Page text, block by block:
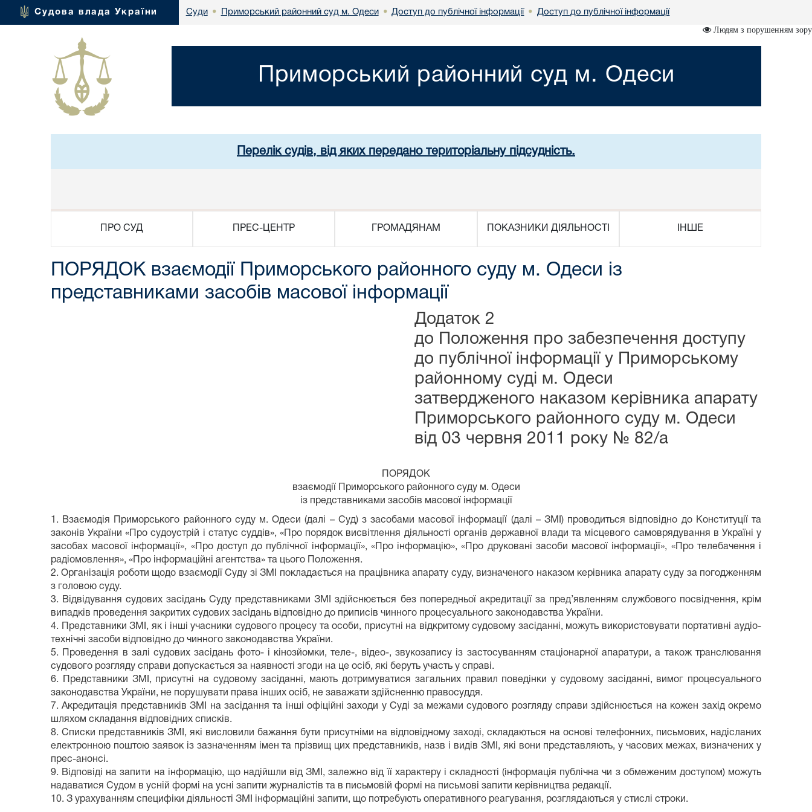
Судова влада України Суди • Приморський районний суд м. Одеси • Доступ до публічної інформації • Доступ до публічної інформації
Людям з порушенням зору
Приморський районний суд м. Одеси
Перелік судів, від яких передано територіальну підсудність.
ПРО СУД ПРЕС-ЦЕНТР ГРОМАДЯНАМ ПОКАЗНИКИ ДІЯЛЬНОСТІ ІНШЕ
ПОРЯДОК взаємодії Приморського районного суду м. Одеси із
представниками засобів масової інформації
Додаток 2
до Положення про забезпечення доступу
до публічної інформації у Приморському
районному суді м. Одеси
затвердженого наказом керівника апарату
Приморського районного суду м. Одеси
від 03 червня 2011 року № 82/а
ПОРЯДОК
взаємодії Приморського районного суду м. Одеси
із представниками засобів масової інформації
1. Взаємодія Приморського районного суду м. Одеси (далі – Суд) з засобами масової інформації (далі – ЗМІ) проводиться відповідно до Конституції та
законів України «Про судоустрій і статус суддів», «Про порядок висвітлення діяльності органів державної влади та місцевого самоврядування в Україні у
засобах масової інформації», «Про доступ до публічної інформації», «Про інформацію», «Про друковані засоби масової інформації», «Про телебачення і
радіомовлення», «Про інформаційні агентства» та цього Положення.
2. Організація роботи щодо взаємодії Суду зі ЗМІ покладається на працівника апарату суду, визначеного наказом керівника апарату суду за погодженням
з головою суду.
3. Відвідування судових засідань Суду представниками ЗМІ здійснюється без попередньої акредитації за пред’явленням службового посвідчення, крім
випадків проведення закритих судових засідань відповідно до приписів чинного процесуального законодавства України.
4. Представники ЗМІ, як і інші учасники судового процесу та особи, присутні на відкритому судовому засіданні, можуть використовувати портативні аудіо-
технічні засоби відповідно до чинного законодавства України.
5. Проведення в залі судових засідань фото- і кінозйомки, теле-, відео-, звукозапису із застосуванням стаціонарної апаратури, а також транслювання
судового розгляду справи допускається за наявності згоди на це осіб, які беруть участь у справі.
6. Представники ЗМІ, присутні на судовому засіданні, мають дотримуватися загальних правил поведінки у судовому засіданні, вимог процесуального
законодавства України, не порушувати права інших осіб, не заважати здійсненню правосуддя.
7. Акредитація представників ЗМІ на засідання та інші офіційні заходи у Суді за межами судового розгляду справи здійснюється на кожен захід окремо
шляхом складання відповідних списків.
8. Списки представників ЗМІ, які висловили бажання бути присутніми на відповідному заході, складаються на основі телефонних, письмових, надісланих
електронною поштою заявок із зазначенням імен та прізвищ цих представників, назв і видів ЗМІ, які вони представляють, у часових межах, визначених у
прес-анонсі.
9. Відповіді на запити на інформацію, що надійшли від ЗМІ, залежно від її характеру і складності (інформація публічна чи з обмеженим доступом) можуть
надаватися Судом в усній формі на усні запити журналістів та в письмовій формі на письмові запити керівництва редакції.
10. З урахуванням специфіки діяльності ЗМІ інформаційні запити, що потребують оперативного реагування, розглядаються у стислі строки.